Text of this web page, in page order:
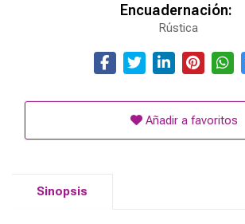
Encuadernación:
Rústica
Añadir a favoritos
Sinopsis